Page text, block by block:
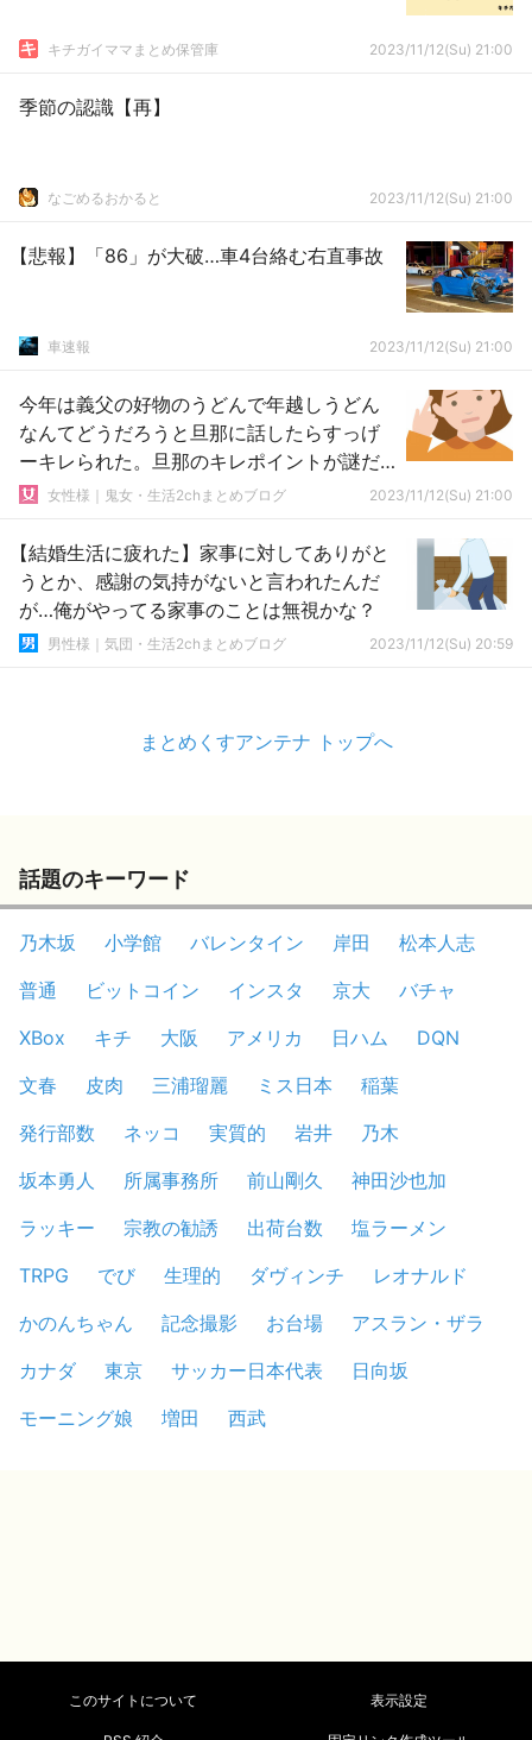
キチガイママまとめ保管庫 2023/11/12(Su) 21:00
季節の認識【再】
なごめるおかると 2023/11/12(Su) 21:00
【悲報】「86」が大破…車4台絡む右直事故
車速報 2023/11/12(Su) 21:00
今年は義父の好物のうどんで年越しうどん
なんてどうだろうと旦那に話したらすっげ
ーキレられた。旦那のキレポイントが謎だ
よ 女性様｜鬼女・生活2chまとめブログ 2023/11/12(Su) 21:00
【結婚生活に疲れた】家事に対してありがと
うとか、感謝の気持がないと言われたんだ
が…俺がやってる家事のことは無視かな？
男性様｜気団・生活2chまとめブログ 2023/11/12(Su) 20:59
まとめくすアンテナ トップへ
話題のキーワード
乃木坂 小学館 バレンタイン 岸田
松本人志
普通
ビットコイン インスタ 京大
バチャ
XBox
キチ 大阪 アメリカ 日ハム
DQN
文春
皮肉 三浦瑠麗 ミス日本
稲葉
発行部数
ネッコ 実質的 岩井
乃木
坂本勇人
所属事務所 前山剛久
神田沙也加
ラッキー
宗教の勧誘 出荷台数
塩ラーメン
TRPG
でび 生理的 ダヴィンチ
レオナルド
かのんちゃん
記念撮影 お台場
アスラン・ザラ
カナダ
東京 サッカー日本代表
日向坂
モーニング娘
増田 西武
このサイトについて 表示設定